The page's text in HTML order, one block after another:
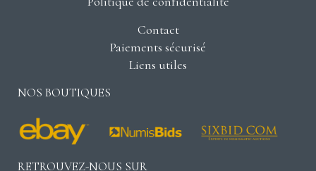
Contact
Paiements sécurisé
Liens utiles
NOS BOUTIQUES
RETROUVEZ-NOUS SUR